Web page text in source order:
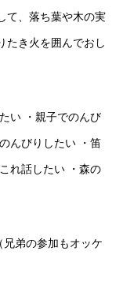
て、落ち葉や木の実
たき火を囲んでおし
い ・親子でのんび
んびりしたい ・笛
れ話したい ・森の
弟の参加もオッケ